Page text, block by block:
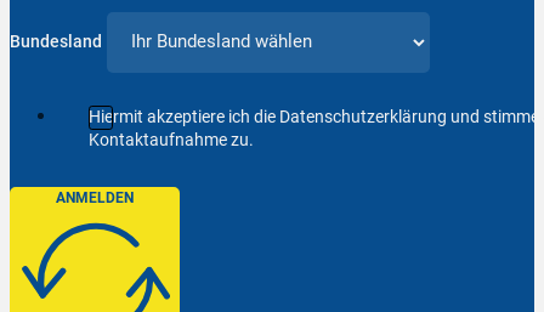
Bundesland
Hiermit akzeptiere ich die Datenschutzerklärung und
Kontaktaufnahme zu.
ANMELDEN